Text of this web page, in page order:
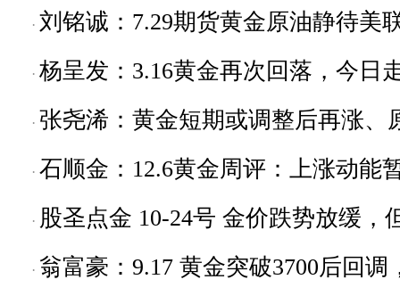
刘铭诚：7.29期货黄金原油静待美
布局
杨呈发：3.16黄金再次回落，今日
张尧浠：黄金短期或调整后再涨、
石顺金：12.6黄金周评：上涨动能
高
股圣点金 10-24号 金价跌势放缓，
翁富豪：9.17 黄金突破3700后回